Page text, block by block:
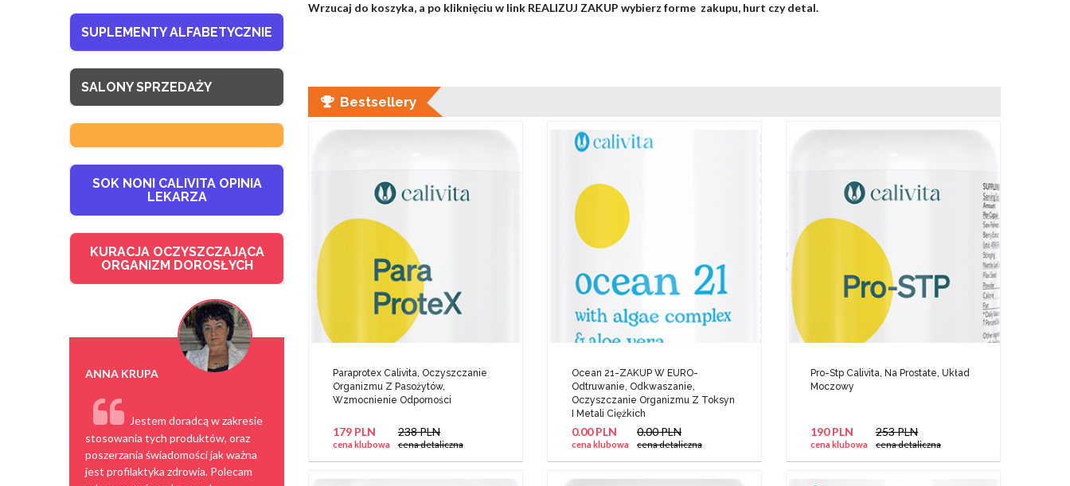
SUPLEMENTY ALFABETYCZNIE
SALONY SPRZEDAŻY
SOK NONI CALIVITA OPINIA
LEKARZA
KURACJA OCZYSZCZAJĄCA
ORGANIZM DOROSŁYCH
ANNA KRUPA
Jestem doradcą w zakresie
stosowania tych produktów, oraz
poszerzania świadomości jak ważna
jest profilaktyka zdrowia. Polecam
Wrzucaj do koszyka, a po kliknięciu w link REALIZUJ ZAKUP wybierz forme zakupu, hurt czy detal.
Bestsellery
Paraprotex Calivita, Oczyszczanie
Organizmu Z Pasożytów,
Wzmocnienie Odporności
179 PLN
cena klubowa
238 PLN
cena detaliczna
Ocean 21-ZAKUP W EURO-
Odtruwanie, Odkwaszanie,
Oczyszczanie Organizmu Z Toksyn
I Metali Ciężkich
0.00 PLN
cena klubowa
0.00 PLN
cena detaliczna
Pro-Stp Calivita, Na Prostate, Układ
Moczowy
190 PLN
cena klubowa
253 PLN
cena detaliczna